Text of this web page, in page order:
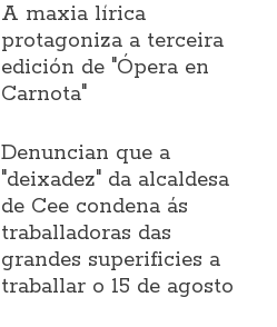
A maxia lírica
protagoniza a terceira
edición de "Ópera en
Carnota"
Denuncian que a
"deixadez" da alcaldesa
de Cee condena ás
traballadoras das
grandes superificies a
traballar o 15 de agosto